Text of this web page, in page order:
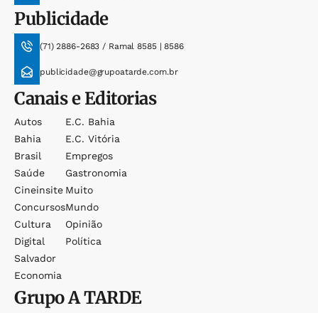
Publicidade
(71) 2886-2683 / Ramal 8585 | 8586
publicidade@grupoatarde.com.br
Canais e Editorias
Autos
Bahia
Brasil
Saúde
Cineinsite
Concursos
Cultura
Digital
Salvador
Economia
E.c. Bahia
E.c. Vitória
Empregos
Gastronomia
Muito
Mundo
Opinião
Política
GrupoA TARDE